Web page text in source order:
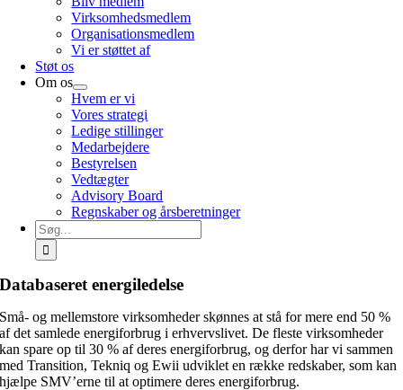
Virksomhedsmedlem
Organisationsmedlem
Vi er støttet af
Støt os
Om os
Hvem er vi
Vores strategi
Ledige stillinger
Medarbejdere
Bestyrelsen
Vedtægter
Advisory Board
Regnskaber og årsberetninger
Søg
efter:
Databaseret energiledelse
Små- og mellemstore virksomheder skønnes at stå for mere end 50 %
af det samlede energiforbrug i erhvervslivet. De fleste virksomheder
kan spare op til 30 % af deres energiforbrug, og derfor har vi sammen
med Transition, Tekniq og Ewii udviklet en række redskaber, som kan
hjælpe SMV’erne til at optimere deres energiforbrug.